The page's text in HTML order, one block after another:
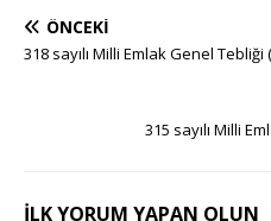
ÖNCEKI
318 sayılı Milli Emlak Genel
315 sayılı Milli
İLK YORUM YAPAN OLUN